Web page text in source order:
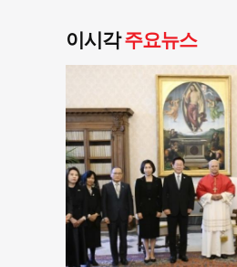
이시각주요뉴스